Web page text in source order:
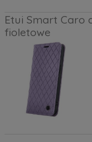
Etui Smart Caro
fioletowe